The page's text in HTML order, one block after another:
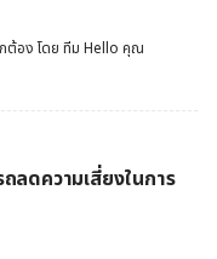
ต้อง โดย ทีม Hello คุณ
ลดความเสี่ยงในการ